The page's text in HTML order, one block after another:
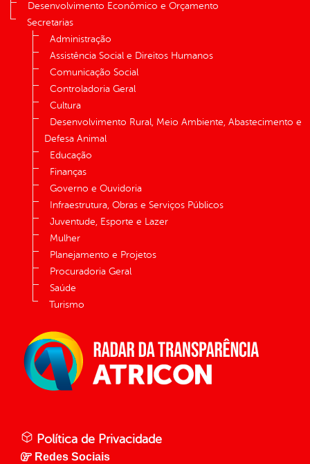
Desenvolvimento Econômico e Orçamento
Secretarias
Administração
Assistência Social e Direitos Humanos
Comunicação Social
Controladoria Geral
Cultura
Desenvolvimento Rural, Meio Ambiente, Abastecimento e
Defesa Animal
Educação
Finanças
Governo e Ouvidoria
Infraestrutura, Obras e Serviços Públicos
Juventude, Esporte e Lazer
Mulher
Planejamento e Projetos
Procuradoria Geral
Saúde
Turismo
Política de Privacidade
Redes Sociais